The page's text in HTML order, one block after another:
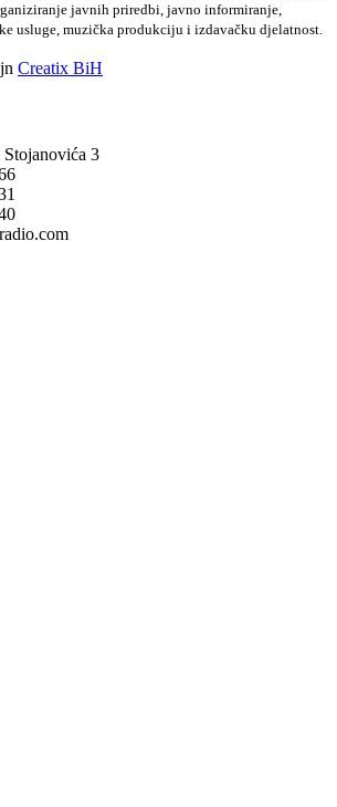
javnih priredbi, javno informiranje,
usluge, muzička produkciju i izdavačku djelatnost.
Creatix BiH
3